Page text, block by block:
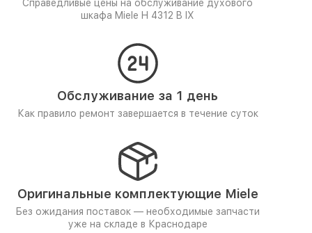
Справедливые цены на обслуживание духового
шкафа Miele H 4312 B IX
Обслуживание за 1 день
Как правило ремонт завершается в течение суток
Оригинальные комплектующие Miele
Без ожидания поставок — необходимые запчасти
уже на складе в Краснодаре